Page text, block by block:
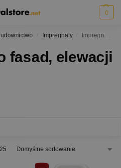
0
Impregnaty Impregnaty do fasad, elewacji i tynków
fasad, elewacji